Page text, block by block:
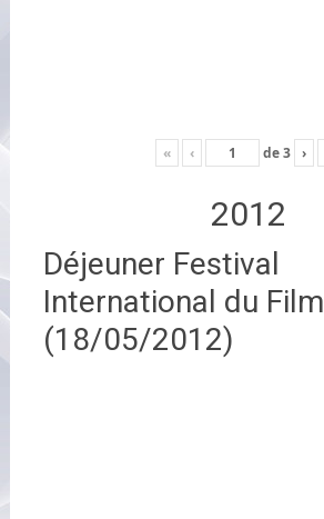
« ‹ de3 ›
2012
Déjeuner Festival
International du Film
(18/05/2012)